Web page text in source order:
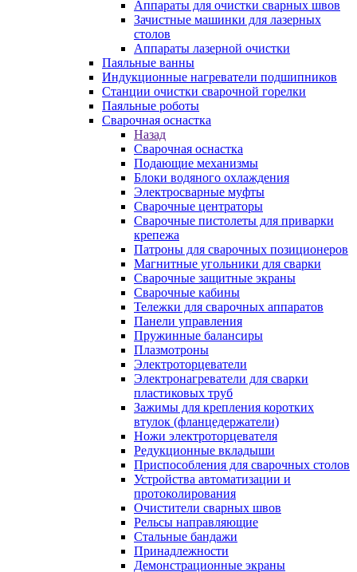
Аппараты для очистки сварных швов
Зачистные машинки для лазерных
столов
Аппараты лазерной очистки
Паяльные ванны
Индукционные нагреватели подшипников
Станции очистки сварочной горелки
Паяльные роботы
Сварочная оснастка
Назад
Сварочная оснастка
Подающие механизмы
Блоки водяного охлаждения
Электросварные муфты
Сварочные центраторы
Сварочные пистолеты для приварки
крепежа
Патроны для сварочных позиционеров
Магнитные угольники для сварки
Сварочные защитные экраны
Сварочные кабины
Тележки для сварочных аппаратов
Панели управления
Пружинные балансиры
Плазмотроны
Электроторцеватели
Электронагреватели для сварки
пластиковых труб
Зажимы для крепления коротких
втулок (фланцедержатели)
Ножи электроторцевателя
Редукционные вкладыши
Приспособления для сварочных столов
Устройства автоматизации и
протоколирования
Очистители сварных швов
Рельсы направляющие
Стальные бандажи
Принадлежности
Демонстрационные экраны